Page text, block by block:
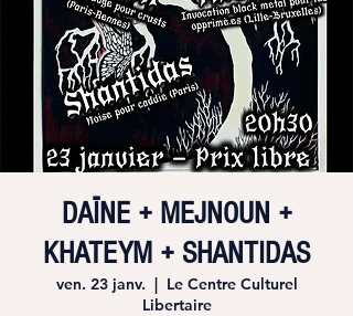
DAÏNE + MEJNOUN +
KHATEYM + SHANTIDAS
ven. 23 janv.
  |
Le Centre Culturel
Libertaire